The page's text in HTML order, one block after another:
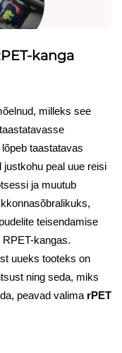
kanga
milleks see
taastatavas
justkohu peal uue reisi
ja muutub
teisendamise
kangas.
uueks tooteks on
ning seda, miks
peavad valima rPET